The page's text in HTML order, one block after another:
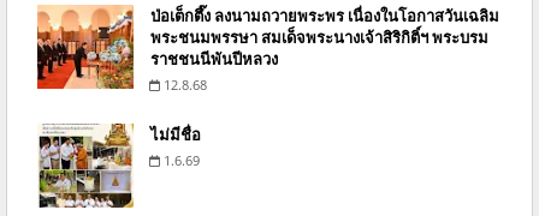
ป่อเต็กตึ๊ง ลงนามถวายพระพร เนื่องในโอกาสวันเฉลิม
พระชนมพรรษา สมเด็จพระนางเจ้าสิริกิติ์ฯ พระบรม
ราชชนนีพันปีหลวง
12.8.68
ไม่มีชื่อ
1.6.69